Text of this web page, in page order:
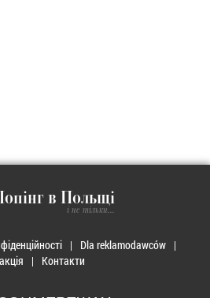
в Польщі
і не тільки...
Dla reklamodawców
Контакти